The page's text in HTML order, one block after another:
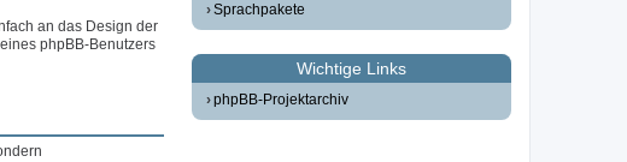
an das Design der
phpBB-Benutzers
Sprachpakete
Wichtige Links
phpBB-Projektarchiv